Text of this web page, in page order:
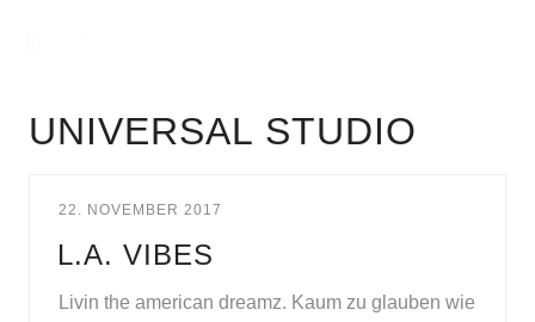
UNIVERSAL STUDIO
22. NOVEMBER 2017
L.A. VIBES
Livin the american dreamz. Kaum zu glauben wie